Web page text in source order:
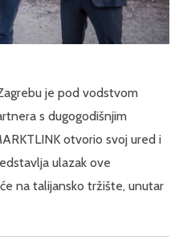
je pod vodstvom
s dugogodišnjim
otvorio svoj ured i
ulazak ove
na talijansko tržište, unutar